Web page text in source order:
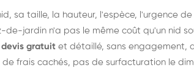
sa taille, la hauteur, l'espèce, l'urgence de
jardin n'a pas le même coût qu'un nid
devis gratuit et détaillé, sans engagement,
frais cachés, pas de surfacturation le